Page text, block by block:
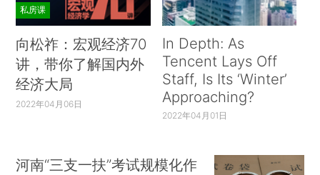
私房课
向松祚：宏观经济70
讲，带你了解国内外
经济大局
2022年04月06日
In Depth: As
Tencent Lays Off
Staff, Is Its ‘Winter’
Approaching?
2022年04月01日
河南“三支一扶”考试规模化作